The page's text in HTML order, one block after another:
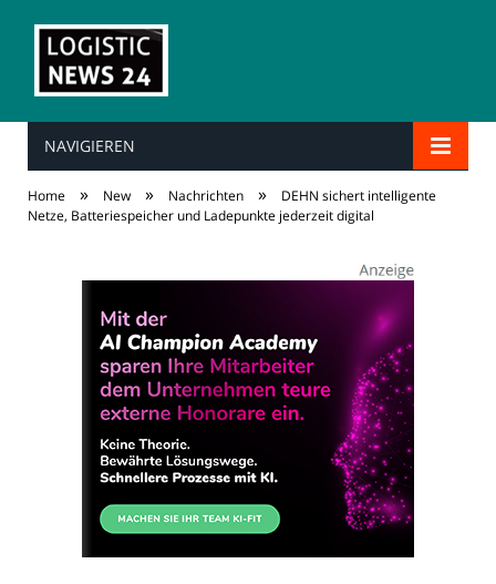
NAVIGIEREN
Home » New » Nachrichten »
DEHN sichert intelligente
Netze, Batteriespeicher und Ladepunkte jederzeit digital